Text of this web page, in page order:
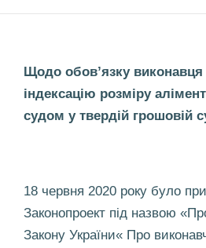
Щодо обов’язку
індексацію розміру
судом у твердій грошовій
18 червня 2020 року було
Законопроект під назвою
Закону України« Про